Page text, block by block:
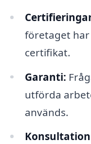
företaget har
certifikat.
Garanti:
utförda
används.